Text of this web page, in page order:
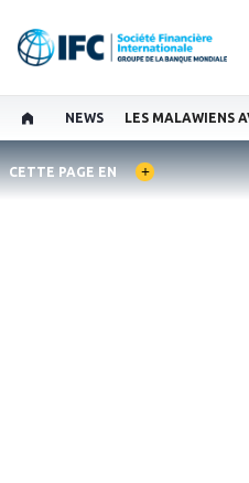
NEWS
GLOBAL LANGUAGE TOGGLER
CETTE PAGE EN